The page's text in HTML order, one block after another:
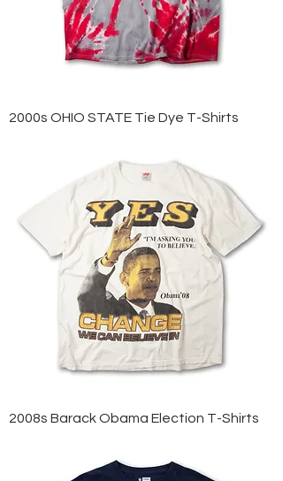
2000s OHIO STATE Tie Dye T-Shirts
2008s Barack Obama Election T-Shirts